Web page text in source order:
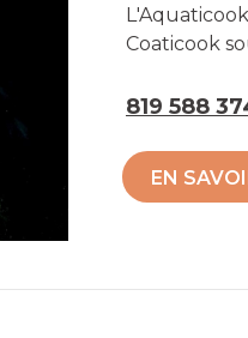
Coaticook
Voici les
Parc
819 588
EN